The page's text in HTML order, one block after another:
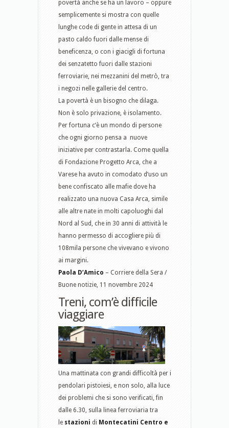
povertà anche se ha un lavoro – oppure
semplicemente si mostra con quelle
lunghe code di gente in attesa di un
pasto caldo fuori dalle mense di
beneficenza, o con i giacigli di fortuna
dei senzatetto fuori dalle stazioni
ferroviarie, nei mezzanini del metrò, tra
i negozi nelle gallerie del centro.
La povertà è un bisogno che dilaga.
Non è solo privazione, è isolamento.
Per fortuna c’è un mondo di persone
che ogni giorno pensa a nuove
iniziative per contrastarla. Come quella
di Fondazione Progetto Arca, che a
Varese ha avuto in comodato d’uso un
bene confiscato alle mafie dove ha
realizzato una nuova Casa Arca, simile
alle altre nate in molti capoluoghi dal
Nord al Sud, che in 30 anni di attività le
hanno permesso di accogliere più di
108mila persone che vivevano e vivono
ai margini.
Paola D’Amico – Corriere della Sera /
Buone notizie, 11 novembre 2024
Treni, com’è difficile
viaggiare
Una mattinata con grandi difficoltà per i
pendolari pistoiesi, e non solo, alla luce
dei problemi che si sono verificati, fin
dalle 6.30, sulla linea ferroviaria tra
le stazioni di Montecatini Centro e